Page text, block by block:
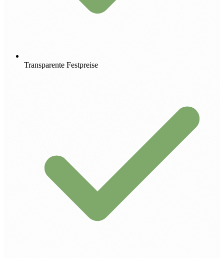
Transparente Festpreise